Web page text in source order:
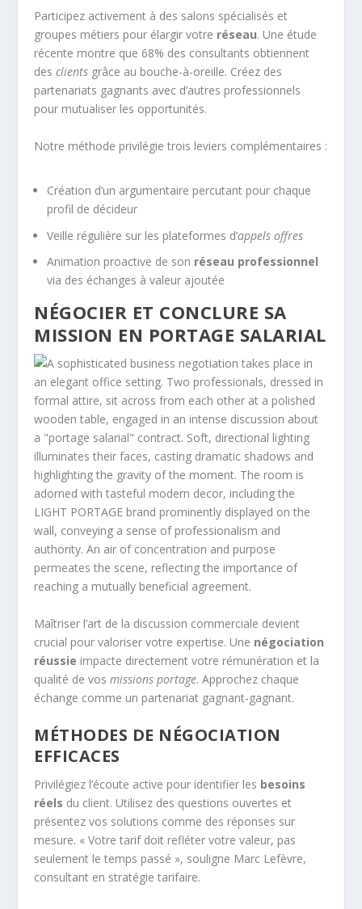
Participez activement à des salons spécialisés et
groupes métiers pour élargir votre réseau. Une étude
récente montre que 68% des consultants obtiennent
desclients grâce au bouche-à-oreille. Créez des
partenariats gagnants avec d’autres professionnels
pour mutualiser les opportunités.
Notre méthode privilégie trois leviers complémentaires :
Création d’un argumentaire percutant pour chaque
profil de décideur
Veille régulière sur les plateformes d’appels offres
Animation proactive de son réseau professionnel
via des échanges à valeur ajoutée
NÉGOCIER ET CONCLURE SA
MISSION EN PORTAGE SALARIAL
Maîtriser l’art de la discussion commerciale devient
crucial pour valoriser votre expertise. Une négociation
réussie impacte directement votre rémunération et la
qualité de vosmissions portage. Approchez chaque
échange comme un partenariat gagnant-gagnant.
MÉTHODES DE NÉGOCIATION
EFFICACES
Privilégiez l’écoute active pour identifier les besoins
réels du client. Utilisez des questions ouvertes et
présentez vos solutions comme des réponses sur
mesure. « Votre tarif doit refléter votre valeur, pas
seulement le temps passé », souligne Marc Lefèvre,
consultant en stratégie tarifaire.